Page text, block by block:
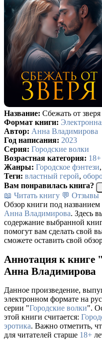
Название: Сбежать от зверя
Формат книги:
Автор: Анна Владимирова
Год написания: 2023
Серия: Городские волки
Возрастная категория: 18+
Жанры: Городское фэнтези,
Теги: властный герой,
Вам понравилась книга?
📖 Читать книгу 💬 Отзывы
Обзор книги под названием
Анна Владимирова. Здесь
содержание выбранной
помогут вам сделать свой
сможете оставить свой
Аннотация к книге
Анна Владимирова
Данное произведение,
электронном формате на
серии "Городские волки".
этой книги считается:
эротика. Важно отметить,
для читателей старше 18+